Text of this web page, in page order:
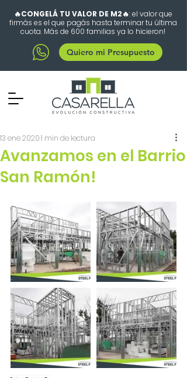
🔥CONGELÁ TU VALOR DE M2🔥: el valor que
firmás es el que pagás hasta terminar tu última
cuota. Más de 600 familias ya lo hicieron!
Quiero mi Presupuesto
Avanzamos en el Barrio
San Ramón!
13 ene 20201 min de lectura